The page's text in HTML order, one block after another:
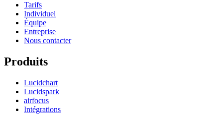
Tarifs
Individuel
Équipe
Entreprise
Nous contacter
Produits
Lucidchart
Lucidspark
airfocus
Intégrations